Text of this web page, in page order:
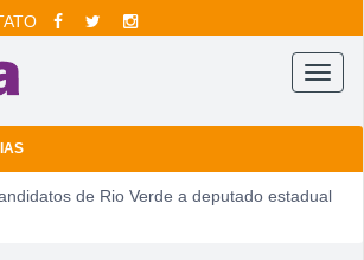
Menu
de Rio Verde a deputado estadual